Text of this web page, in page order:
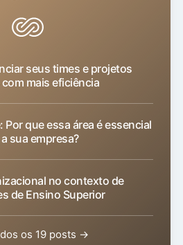
seus times e projetos
mais eficiência
que essa área é essencial
sua empresa?
no contexto de
de Ensino Superior
os 19 posts →